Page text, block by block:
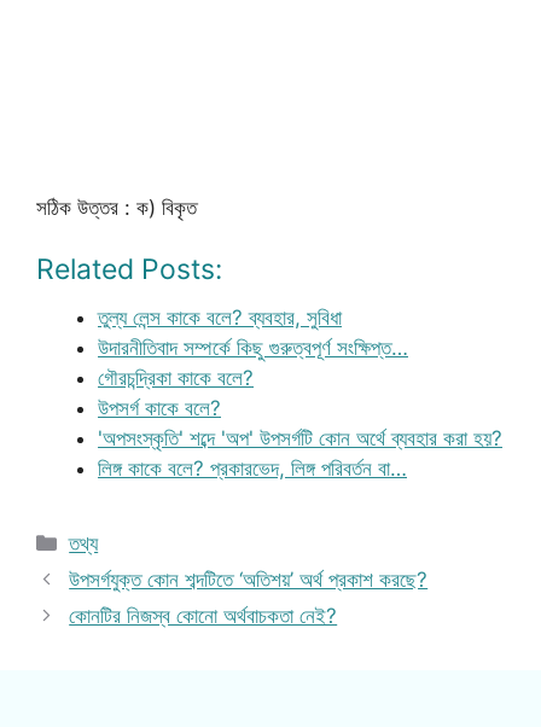
সঠিক উত্তর : ক) বিকৃত
Related Posts:
তুল্য লেন্স কাকে বলে? ব্যবহার, সুবিধা
উদারনীতিবাদ সম্পর্কে কিছু গুরুত্বপূর্ণ সংক্ষিপ্ত…
গৌরচন্দ্রিকা কাকে বলে?
উপসর্গ কাকে বলে?
'অপসংস্কৃতি' শব্দে 'অপ' উপসর্গটি কোন অর্থে ব্যবহার করা হয়?
লিঙ্গ কাকে বলে? প্রকারভেদ, লিঙ্গ পরিবর্তন বা…
Categories
তথ্য
উপসর্গযুক্ত কোন শব্দটিতে ‘অতিশয়’ অর্থ প্রকাশ করছে?
কোনটির নিজস্ব কোনো অর্থবাচকতা নেই?